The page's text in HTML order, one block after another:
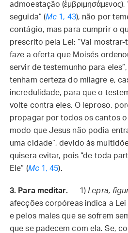
admoestação
seguida” (Mc 1, 43), não por
contágio, mas para cumprir o
prescrito pela Lei: “Vai
faze a oferta que Moisés
servir de testemunho para
tenham certeza do milagre e,
incredulidade, para que o
volte contra eles. O leproso,
propagar por todos os cantos o
modo que Jesus não podia
uma cidade”, devido às
quisera evitar, pois “de toda
Ele” (Mc1, 45).
3. Para meditar. — 1) Lepra,
afecções corpóreas indica a Lei
e pelos males que se sofrem
que se padecem com ela. Se,